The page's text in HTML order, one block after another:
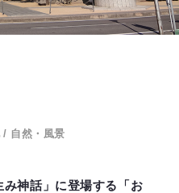
/ 自然・風景
神話」に登場する「お